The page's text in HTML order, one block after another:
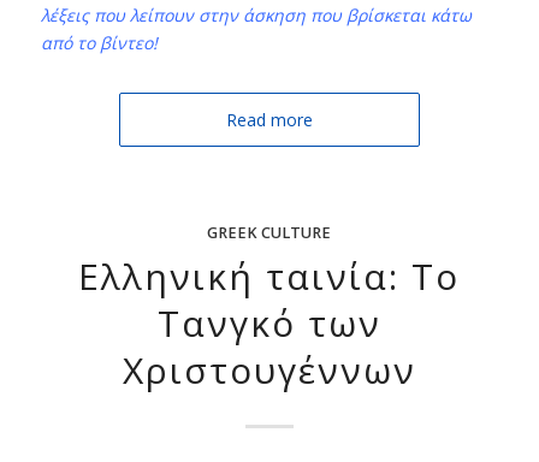
λέξεις που λείπουν στην άσκηση που βρίσκεται κάτω
από το βίντεο!
Read more
GREEK CULTURE
Ελληνική ταινία: Το
Τανγκό των
Χριστουγέννων